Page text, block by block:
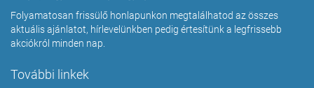
Folyamatosan frissülő honlapunkon megtalálhatod az összes
aktuális ajánlatot, hírlevelünkben pedig értesítünk a legfrissebb
akciókról minden nap.
További linkek